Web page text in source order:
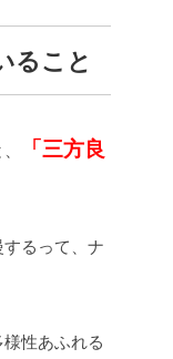
ること
「三方良
るって、ナ
性あふれる